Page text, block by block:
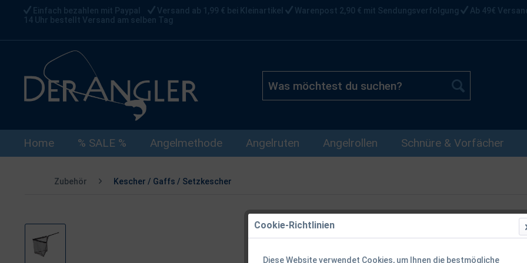
Einfach bezahlen mit Paypal Versand ab 1,99 € bei Kleinartikel Warenpost 2,90 € mit Sendungsverfolgung Ab 49€
14 Uhr bestellt Versand am selben Tag
Home % SALE % Angelmethode Angelruten Angelrollen Schnüre & Vorfächer
Zubehör Kescher / Gaffs / Setzkescher
DAM
Kescher 2
Cookie-Richtlinien
Diese Website verwendet Cookies, um Ihnen die bestmögliche